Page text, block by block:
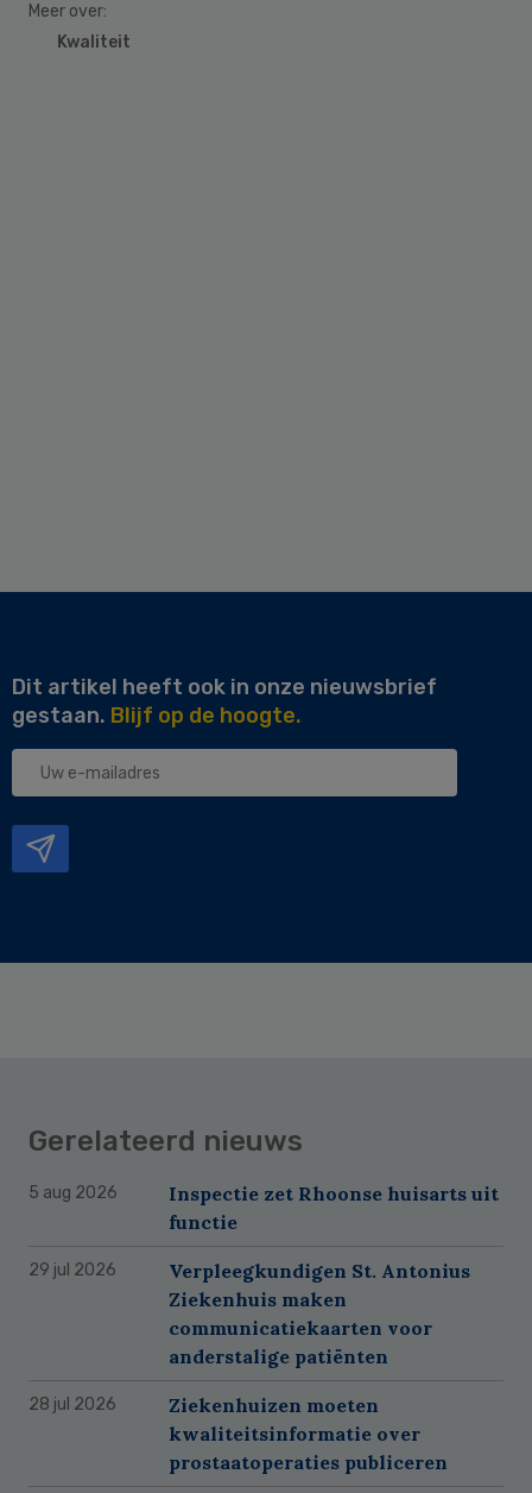
Meer over:
Kwaliteit
Dit artikel heeft ook in onze nieuwsbrief
gestaan. Blijf op de hoogte.
Uw
Gerelateerd nieuws
5 aug 2026
Inspectie zet Rhoonse huisarts uit
functie
29 jul 2026
Verpleegkundigen St. Antonius
Ziekenhuis maken
communicatiekaarten voor
anderstalige patiënten
28 jul 2026
Ziekenhuizen moeten
kwaliteitsinformatie over
prostaatoperaties publiceren